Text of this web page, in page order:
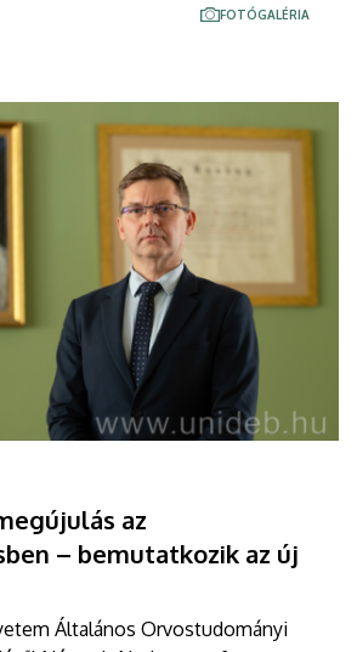
hallgatói. Férfi 3x3FOTÓGALÉRIA
az
– bemutatkozik az új
Általános Orvostudományi